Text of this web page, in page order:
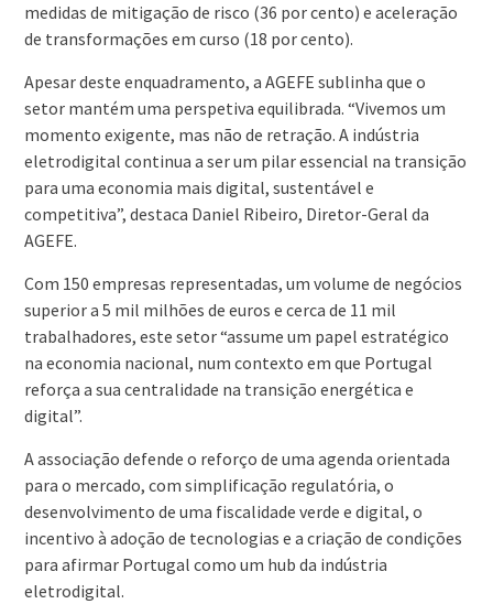
medidas de mitigação de risco (36 por cento) e aceleração
de transformações em curso (18 por cento).
Apesar deste enquadramento, a AGEFE sublinha que o
setor mantém uma perspetiva equilibrada. “Vivemos um
momento exigente, mas não de retração. A indústria
eletrodigital continua a ser um pilar essencial na transição
para uma economia mais digital, sustentável e
competitiva”, destaca Daniel Ribeiro, Diretor-Geral da
AGEFE.
Com 150 empresas representadas, um volume de negócios
superior a 5 mil milhões de euros e cerca de 11 mil
trabalhadores, este setor “assume um papel estratégico
na economia nacional, num contexto em que Portugal
reforça a sua centralidade na transição energética e
digital”.
A associação defende o reforço de uma agenda orientada
para o mercado, com simplificação regulatória, o
desenvolvimento de uma fiscalidade verde e digital, o
incentivo à adoção de tecnologias e a criação de condições
para afirmar Portugal como um hub da indústria
eletrodigital.